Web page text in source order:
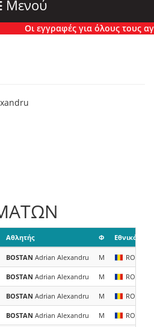
Μενού
Οι εγγραφές για όλους τους
Αθλητής Φ Εθνικότητα
BOSTAN Adrian Alexandru M ROU
BOSTAN Adrian Alexandru M ROU
BOSTAN Adrian Alexandru M ROU
BOSTAN Adrian Alexandru M ROU